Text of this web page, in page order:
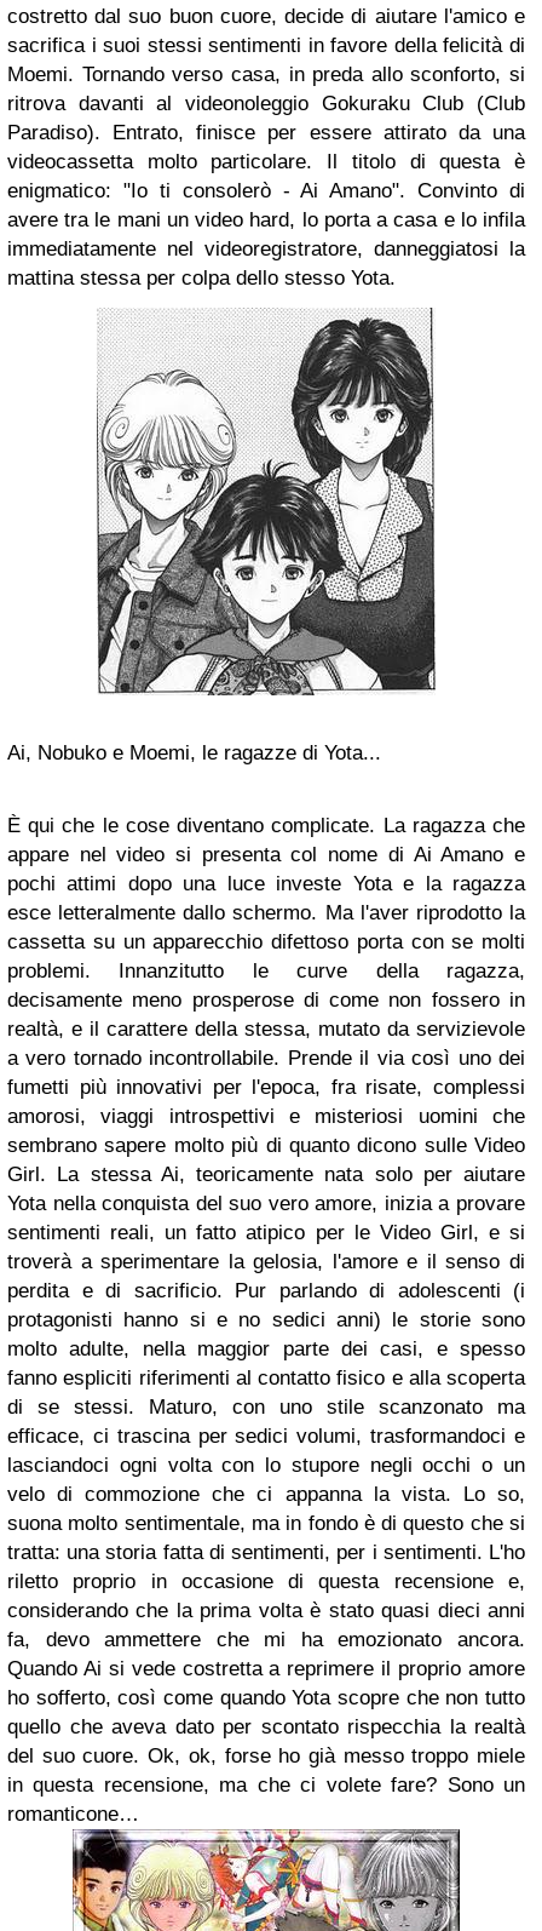
costretto dal suo buon cuore, decide di aiutare l'amico e
sacrifica i suoi stessi sentimenti in favore della felicità di
Moemi. Tornando verso casa, in preda allo sconforto, si
ritrova davanti al videonoleggio Gokuraku Club (Club
Paradiso).
Entrato, finisce per essere attirato da una
videocassetta molto particolare. Il titolo di questa è
enigmatico: "Io ti consolerò - Ai Amano". Convinto di
avere tra le mani un video hard, lo porta a casa e lo infila
immediatamente nel videoregistratore, danneggiatosi la
mattina stessa per colpa dello stesso Yota.
Ai, Nobuko e Moemi, le ragazze di Yota...
È qui che le cose diventano complicate. La ragazza che
appare nel video si presenta col nome di Ai Amano e
pochi attimi dopo una luce investe Yota e la ragazza
esce letteralmente dallo schermo. Ma l'aver riprodotto la
cassetta su un apparecchio difettoso porta con se molti
problemi.
Innanzitutto le curve della ragazza,
decisamente meno prosperose di come non fossero in
realtà, e il carattere della stessa, mutato da servizievole
a vero tornado incontrollabile. Prende il via così uno dei
fumetti più innovativi per l'epoca, fra risate, complessi
amorosi, viaggi introspettivi e misteriosi uomini che
sembrano sapere molto più di quanto dicono sulle Video
Girl. La stessa Ai, teoricamente nata solo per aiutare
Yota nella conquista del suo vero amore, inizia a provare
sentimenti reali, un fatto atipico per le Video Girl, e si
troverà a sperimentare la gelosia, l'amore e il senso di
perdita e di sacrificio.
Pur parlando di adolescenti (i
protagonisti hanno si e no sedici anni) le storie sono
molto adulte, nella maggior parte dei casi, e spesso
fanno espliciti riferimenti al contatto fisico e alla scoperta
di se stessi.
Maturo, con uno stile scanzonato ma
efficace, ci trascina per sedici volumi, trasformandoci e
lasciandoci ogni volta con lo stupore negli occhi o un
velo di commozione che ci appanna la vista.
Lo so,
suona molto sentimentale, ma in fondo è di questo che si
tratta: una storia fatta di sentimenti, per i sentimenti. L'ho
riletto proprio in occasione di questa recensione e,
considerando che la prima volta è stato quasi dieci anni
fa, devo ammettere che mi ha emozionato ancora.
Quando Ai si vede costretta a reprimere il proprio amore
ho sofferto, così come quando Yota scopre che non tutto
quello che aveva dato per scontato rispecchia la realtà
del suo cuore. Ok, ok, forse ho già messo troppo miele
in questa recensione, ma che ci volete fare? Sono un
romanticone…